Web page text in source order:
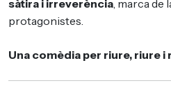
sàtira i irreverència, marca de
protagonistes.
Una comèdia per riure, riure i